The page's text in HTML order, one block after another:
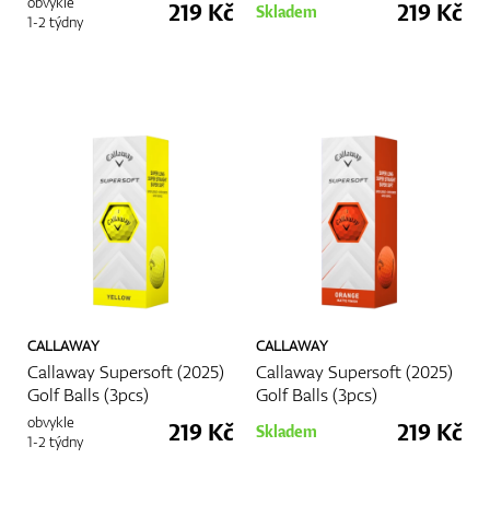
1-2 týdny
219 Kč Skladem 219 Kč
CALLAWAY
Callaway Supersoft (2025)
Golf Balls (3pcs)
obvykle
1-2 týdny
219 Kč
CALLAWAY
Callaway Supersoft (2025)
Golf Balls (3pcs)
Skladem 219 Kč